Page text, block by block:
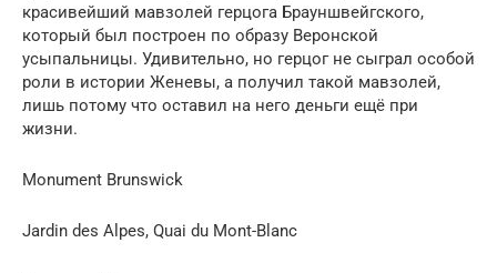
красивейший мавзолей герцога Брауншвейгского,
который был построен по образу Веронской
усыпальницы. Удивительно, но герцог не сыграл особой
роли в истории Женевы, а получил такой мавзолей,
лишь потому что оставил на него деньги ещё при
жизни.
Monument Brunswick
Jardin des Alpes, Quai du Mont-Blanc